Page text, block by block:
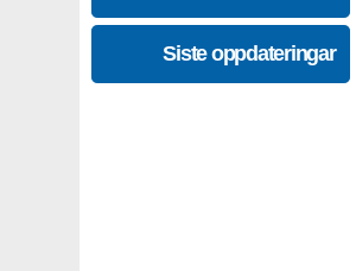
Siste oppdateringar